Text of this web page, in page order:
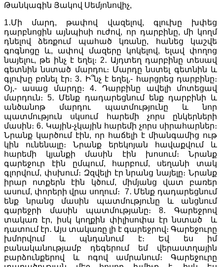
Թանկագին Յակով Սեմյոնովիչ,
1․Մի մարդ, թափով վազելով, գլուխը խփեց
դարբնոցին այնպիսի ուժով, որ դարբինը, մի կողմ
դնելով ձեռքում պահած կռանը, հանեց կաշվե
գոգնոցը և, ափով մազերը կոկելով, ելավ փողոց
նայելու, թե ինչ է եղել։ 2․ Այդտեղ դարբինը տեսավ
գետնին նստած մարդու։ Մարդը նստել գետնին և
գլուխը բռնել էր։ 3․ Ի՞նչ է եղել,- հարցրեց դարբինը։
Օյ,- ասաց մարդը։ 4․ Դարբինը ավելի մոտեցավ
մարդուն։ 5․ Մենք դադարեցնում ենք դարբինի և
անծանոթ մարդու պատմությունը և նոր
պատմություն սկսում հարեմի չորս ընկերների
մասին։ 6․ Կային-չկային հարեմի չորս սիրահարներ։
Նրանք կարծում էին, որ հաճելի է միանգամից ութ
կին ունենալը։ Նրանք երեկոյան հավաքվում և
հարեմի կյանքի մասին էին խոսում։ Նրանք
գարեջուր էին ըմպում, հարբում, սեղանի տակ
գլորվում, փսխում։ Զզվելի էր նրանց նայելը։ Նրանք
իրար ոտքերն էին կծում, միմյանց վատ բառեր
ասում, փորերի վրա սողում։ 7․ Մենք դադարեցնում
ենք նրանց մասին պատմությունը և անցնում
գարեջրի մասին պատմությանը։ 8․ Գարեջրով
տակառ էր, իսկ կողքին փիլիսոփա էր նստած և
դատում էր․ Այս տակառը լի է գարեջրով։ Գարեջուրը
խմորվում և պնդանում է։ Եվ ես իմ
բանականությամբ դեգերում եմ վերաստղային
բարձունքերով և ոգով ամրանում։ Գարեջուրը